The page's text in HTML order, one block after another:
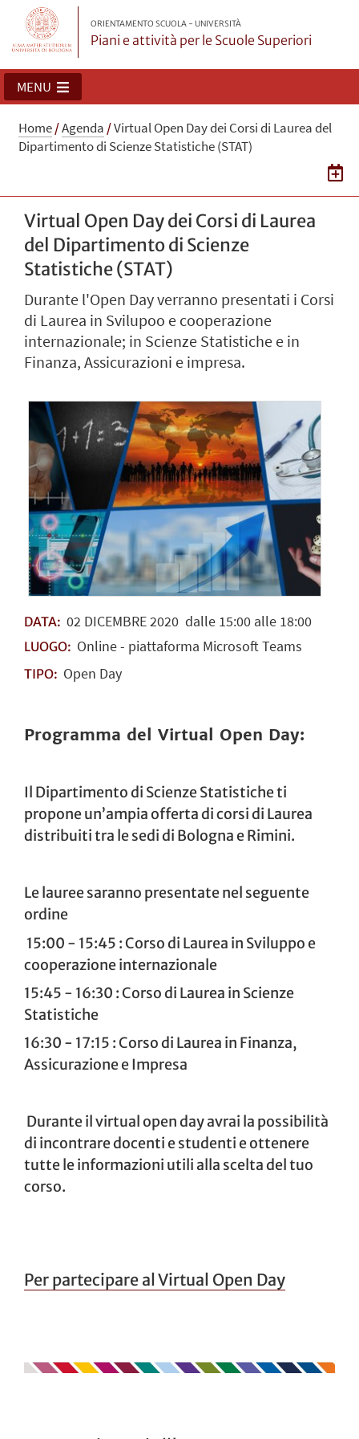
ORIENTAMENTO SCUOLA - UNIVERSITÀ
Piani e attività per le Scuole Superiori
MENU
Home/Agenda /Virtual Open Day dei Corsi di Laurea del
Dipartimento di Scienze Statistiche (STAT)
Virtual Open Day dei Corsi di Laurea
del Dipartimento di Scienze
Statistiche (STAT)
Durante l'Open Day verranno presentati i Corsi
di Laurea in Svilupoo e cooperazione
internazionale; in Scienze Statistiche e in
Finanza, Assicurazioni e impresa.
DATA: 02DICEMBRE2020dalle 15:00 alle 18:00
LUOGO: Online - piattaforma Microsoft Teams
TIPO: Open Day
Programma del Virtual Open Day:
Il Dipartimento di Scienze Statistiche ti
propone un’ampia offerta di corsi di Laurea
distribuiti tra le sedi di Bologna e Rimini.
Le lauree saranno presentate nel seguente
ordine
15:00 - 15:45 : Corso di Laurea in Sviluppo e
cooperazione internazionale
15:45 - 16:30 : Corso di Laurea in Scienze
Statistiche
16:30 - 17:15 : Corso di Laurea in Finanza,
Assicurazione e Impresa
Durante il virtual open day avrai la possibilità
di incontrare docenti e studenti e ottenere
tutte le informazioni utili alla scelta del tuo
corso.
Per partecipare al Virtual Open Day